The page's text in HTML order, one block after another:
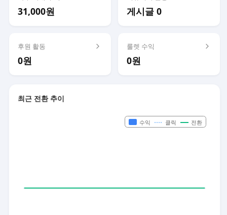
31,000원 게시글 0
후원 활동
0원
룰렛 수익
0원
최근 전환 추이